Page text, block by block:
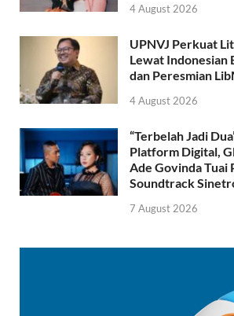
4 August 2026
UPNVJ Perkuat
Lewat Indonesian
dan Peresmian
4 August 2026
“Terbelah Jadi
Platform Digital,
Ade Govinda Tuai
Soundtrack
7 August 2026